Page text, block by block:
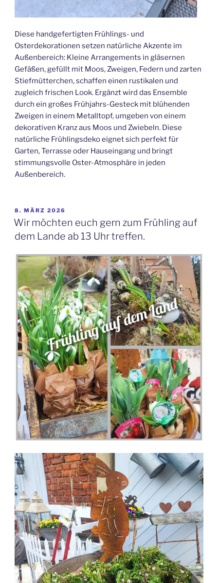
Diese handgefertigten Frühlings- und
Osterdekorationen setzen natürliche Akzente im
Außenbereich: Kleine Arrangements in gläsernen
Gefäßen, gefüllt mit Moos, Zweigen, Federn und zarten
Stiefmütterchen, schaffen einen rustikalen und
zugleich frischen Look. Ergänzt wird das Ensemble
durch ein großes Frühjahrs-Gesteck mit blühenden
Zweigen in einem Metalltopf, umgeben von einem
dekorativen Kranz aus Moos und Zwiebeln. Diese
natürliche Frühlingsdeko eignet sich perfekt für
Garten, Terrasse oder Hauseingang und bringt
stimmungsvolle Oster-Atmosphäre in jeden
Außenbereich.
VERÖFFENTLICHT
AM
8. MÄRZ 2026
Wir möchten euch gern zum Frühling auf
dem Lande ab 13 Uhr treffen.